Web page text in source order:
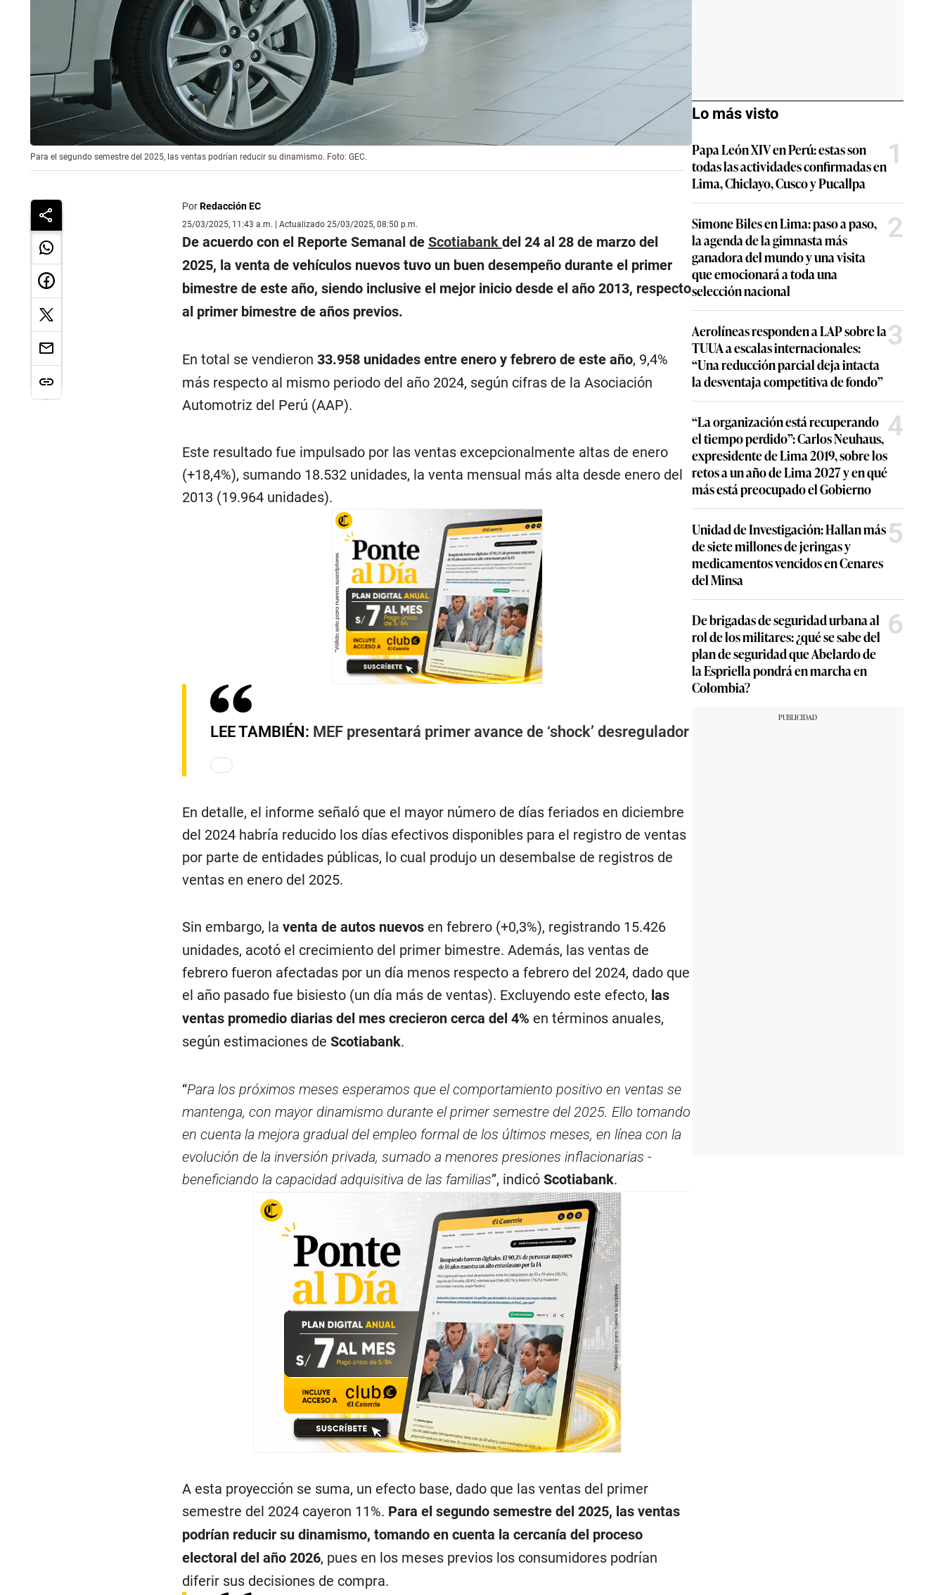
Para el segundo semestre del 2025, las ventas podrían reducir su dinamismo. Foto: GEC.
PorRedacción EC
25/03/2025, 11:43 a.m. | Actualizado 25/03/2025, 08:50 p.m.
De acuerdo con el Reporte Semanal de Scotiabank del 24 al 28 de marzo del
2025, la venta de vehículos nuevos tuvo un buen desempeño durante el primer
bimestre de este año, siendo inclusive el mejor inicio desde el año 2013, respecto
al primer bimestre de años previos.
En total se vendieron 33.958 unidades entre enero y febrero de este año, 9,4%
más respecto al mismo periodo del año 2024, según cifras de la Asociación
Automotriz del Perú (AAP).
Este resultado fue impulsado por las ventas excepcionalmente altas de enero
(+18,4%), sumando 18.532 unidades, la venta mensual más alta desde enero del
2013 (19.964 unidades).
LEE TAMBIÉN: MEF presentará primer avance de ‘shock’ desregulador
En detalle, el informe señaló que el mayor número de días feriados en diciembre
del 2024 habría reducido los días efectivos disponibles para el registro de ventas
por parte de entidades públicas, lo cual produjo un desembalse de registros de
ventas en enero del 2025.
Sin embargo, la venta de autos nuevosen febrero (+0,3%), registrando 15.426
unidades, acotó el crecimiento del primer bimestre. Además, las ventas de
febrero fueron afectadas por un día menos respecto a febrero del 2024, dado que
el año pasado fue bisiesto (un día más de ventas). Excluyendo este efecto, las
ventas promedio diarias del mes crecieron cerca del 4% en términos anuales,
según estimaciones de Scotiabank.
“Para los próximos meses esperamos que el comportamiento positivo en ventas se
mantenga, con mayor dinamismo durante el primer semestre del 2025. Ello tomando
en cuenta la mejora gradual del empleo formal de los últimos meses, en línea con la
evolución de la inversión privada, sumado a menores presiones inflacionarias -
beneficiando la capacidad adquisitiva de las familias”, indicó Scotiabank.
A esta proyección se suma, un efecto base, dado que las ventas del primer
semestre del 2024 cayeron 11%. Para el segundo semestre del 2025, las ventas
podrían reducir su dinamismo, tomando en cuenta la cercanía del proceso
electoral del año 2026, pues en los meses previos los consumidores podrían
diferir sus decisiones de compra.
Lo más visto
Papa León XIV en Perú: estas son
todas las actividades confirmadas en
Lima, Chiclayo, Cusco y Pucallpa
1
Simone Biles en Lima: paso a paso,
la agenda de la gimnasta más
ganadora del mundo y una visita
que emocionará a toda una
selección nacional
2
Aerolíneas responden a LAP sobre la
TUUA a escalas internacionales:
“Una reducción parcial deja intacta
la desventaja competitiva de fondo”
3
“La organización está recuperando
el tiempo perdido”: Carlos Neuhaus,
expresidente de Lima 2019, sobre los
retos a un año de Lima 2027 y en qué
más está preocupado el Gobierno
4
Unidad de Investigación: Hallan más
de siete millones de jeringas y
medicamentos vencidos en Cenares
del Minsa
5
De brigadas de seguridad urbana al
rol de los militares: ¿qué se sabe del
plan de seguridad que Abelardo de
la Espriella pondrá en marcha en
Colombia?
6